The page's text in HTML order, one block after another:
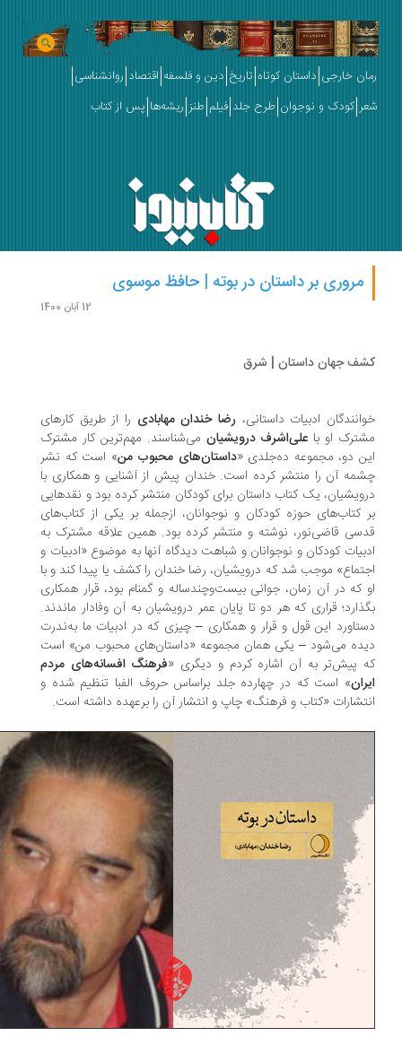
خارجی داستان کوتاه تاریخ دین و فلسفه اقتصاد روانشناسی
کودک و نوجوان طرح جلد فیلم طنز ریشه‌ها پس از کتاب
مروری بر داستان در بوته | ‌حافظ موسوی
جهان داستان | شرق
ادبیات داستانی،رضا خندان مهابادیرا از طریق کارهای
او باعلی‌اشرف درویشیانمی‌شناسند. مهم‌ترین کار مشترک
دو، مجموعه ده‌جلدی «داستان‌های محبوب من» است که نشر
آن را منتشر کرده است. خندان پیش از آشنایی و همکاری با
یک کتاب داستان برای کودکان منتشر کرده بود و نقدهایی
کتاب‌های حوزه کودکان و نوجوانان، از‌جمله بر یکی از کتاب‌های
قاضی‌نور، نوشته و منتشر کرده بود. همین علاقه مشترک به
کودکان و نوجوانان و شباهت دیدگاه آنها به موضوع «ادبیات و
موجب شد که درویشیان، رضا خندان را کشف یا پیدا کند و با
که در آن زمان، جوانی بیست‌وچند‌ساله و گمنام بود، قرار همکاری
قراری که هر دو تا پایان عمر درویشیان به آن وفادار ماندند.
این قول و قرار و همکاری – چیزی که در ادبیات ما به‌ندرت
می‌شود – یکی همان مجموعه «داستان‌های محبوب من» است
پیش‌تر به آن اشاره کردم و دیگری «فرهنگ افسانه‌های مردم
» است که در چهارده جلد بر‌اساس حروف الفبا تنظیم شده و
«کتاب و فرهنگ» چاپ و انتشار آن را بر‌عهده داشته است.